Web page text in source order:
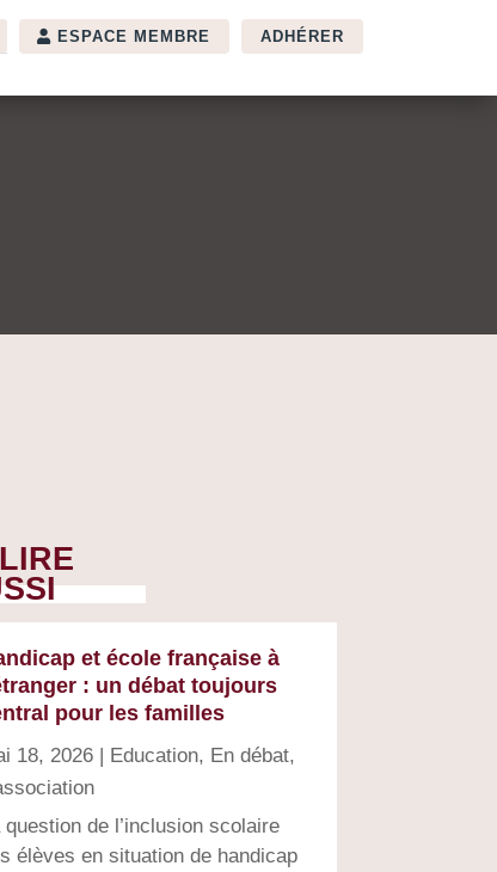
ESPACE MEMBRE ADHÉRER
et école française à
: un débat toujours
pour les familles
18, 2026| Education, En débat,
question de l’inclusion scolaire
élèves en situation de handicap